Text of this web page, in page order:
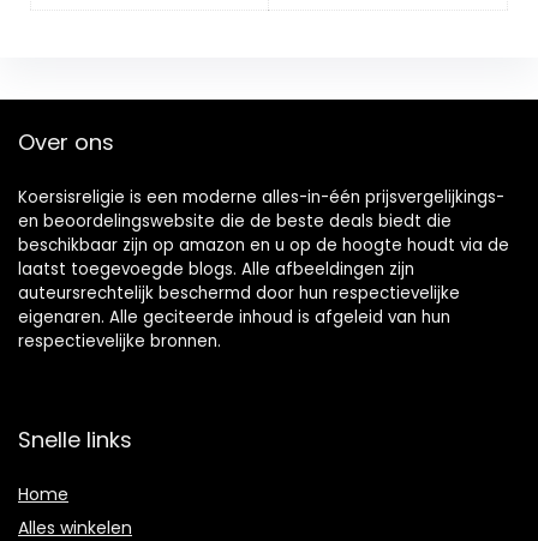
Over ons
Koersisreligie is een moderne alles-in-één prijsvergelijkings-
en beoordelingswebsite die de beste deals biedt die
beschikbaar zijn op amazon en u op de hoogte houdt via de
laatst toegevoegde blogs. Alle afbeeldingen zijn
auteursrechtelijk beschermd door hun respectievelijke
eigenaren. Alle geciteerde inhoud is afgeleid van hun
respectievelijke bronnen.
Snelle links
Home
Alles winkelen